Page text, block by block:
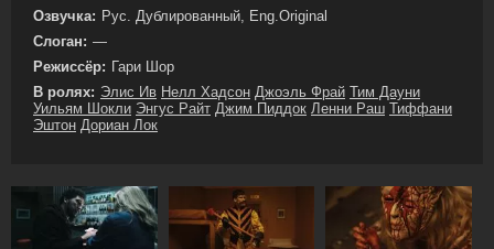
Озвучка: Рус. Дублированный, Eng.Original
Слоган: —
Режиссёр: Гари Шор
В ролях: Элис Ив Нелл Хадсон Джоэль Фрай Тим Дауни
Уильям Шокли Энгус Райт Джим Пиддок Ленни Раш Тиффани
Эштон Дориан Лок